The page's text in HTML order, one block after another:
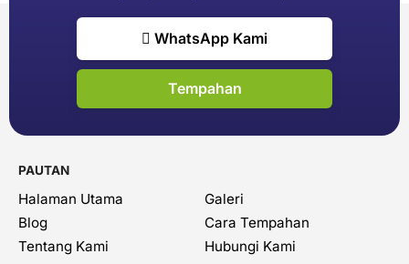
WhatsApp Kami
Tempahan
PAUTAN
Halaman Utama
Galeri
Blog
Cara Tempahan
Tentang Kami
Hubungi Kami